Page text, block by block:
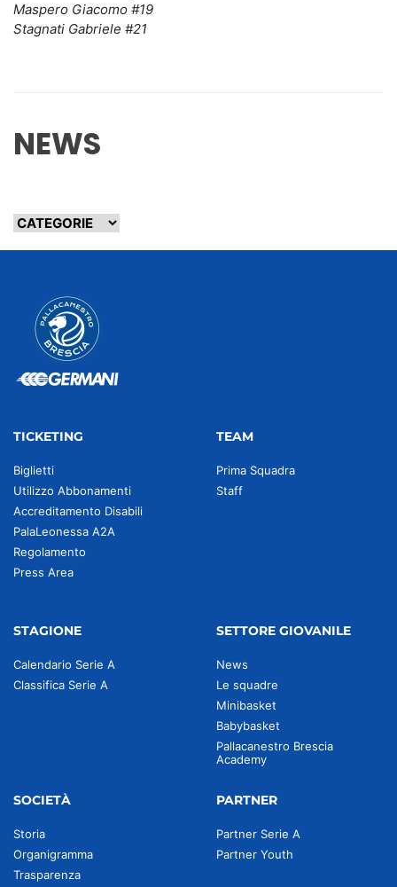
Maspero Giacomo #19
Stagnati Gabriele #21
NEWS
TICKETING
Biglietti
Utilizzo Abbonamenti
Accreditamento Disabili
PalaLeonessa A2A
Regolamento
Press Area
TEAM
Prima Squadra
Staff
STAGIONE
Calendario Serie A
Classifica Serie A
SETTORE GIOVANILE
News
Le squadre
Minibasket
Babybasket
Pallacanestro Brescia
Academy
SOCIETÀ
Storia
Organigramma
Trasparenza
PARTNER
Partner Serie A
Partner Youth